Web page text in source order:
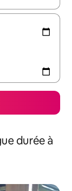
durée à